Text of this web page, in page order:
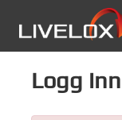
Logg inn